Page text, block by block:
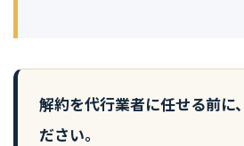
解約を代行業者に任せる前に
ださい。